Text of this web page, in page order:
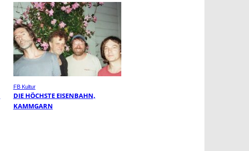
FB Kultur
DIE HÖCHSTE EISENBAHN,
KAMMGARN